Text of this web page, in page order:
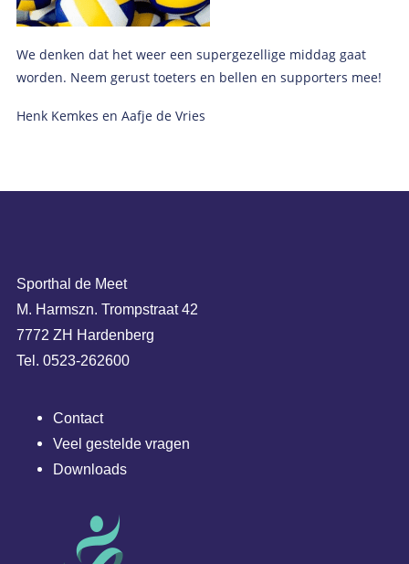
We denken dat het weer een supergezellige middag gaat
worden. Neem gerust toeters en bellen en supporters mee!
Henk Kemkes en Aafje de Vries
Sporthal de Meet
M. Harmszn. Trompstraat 42
7772 ZH Hardenberg
Tel. 0523-262600
Contact
Veel gestelde vragen
Downloads